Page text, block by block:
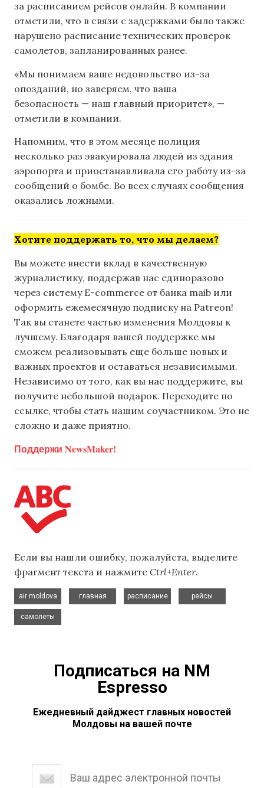
за расписанием рейсов онлайн. В компании
отметили, что в связи с задержками было также
нарушено расписание технических проверок
самолетов, запланированных ранее.
«Мы понимаем ваше недовольство из-за
опозданий, но заверяем, что ваша
безопасность — наш главный приоритет», —
отметили в компании.
Напомним, что в этом месяце полиция
несколько раз эвакуировала людей из здания
аэропорта и приостанавливала его работу из-за
сообщений о бомбе. Во всех случаях сообщения
оказались ложными.
Хотите поддержать то, что мы делаем?
Вы можете внести вклад в качественную
журналистику, поддержав нас единоразово
через систему E-commerce от банка maib или
оформить ежемесячную подписку на Patreon!
Так вы станете частью изменения Молдовы к
лучшему. Благодаря вашей поддержке мы
сможем реализовывать еще больше новых и
важных проектов и оставаться независимыми.
Независимо от того, как вы нас поддержите, вы
получите небольшой подарок. Переходите по
ссылке, чтобы стать нашим соучастником. Это не
сложно и даже приятно.
Поддержи NewsMaker!
Если вы нашли ошибку, пожалуйста, выделите
фрагмент текста и нажмите Ctrl+Enter.
air moldova
главная
расписание
рейсы
самолеты
Подписаться на NM
Espresso
Ежедневный дайджест главных новостей
Молдовы на вашей почте